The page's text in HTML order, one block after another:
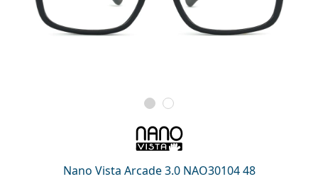
Nano Vista Arcade 3.0 NAO30104 48